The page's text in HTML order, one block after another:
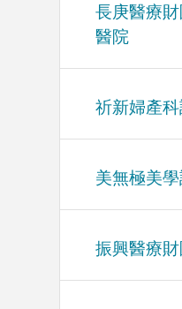
長庚醫療
醫院
祈新婦產
美無極美
振興醫療